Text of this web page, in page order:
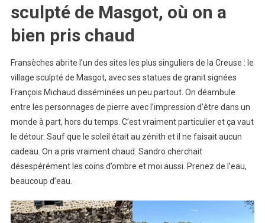
sculpté de Masgot, où on a
bien pris chaud
Fransèches abrite l’un des sites les plus singuliers de la Creuse : le
village sculpté de Masgot, avec ses statues de granit signées
François Michaud disséminées un peu partout. On déambule
entre les personnages de pierre avec l’impression d’être dans un
monde à part, hors du temps. C’est vraiment particulier et ça vaut
le détour. Sauf que le soleil était au zénith et il ne faisait aucun
cadeau. On a pris vraiment chaud. Sandro cherchait
désespérément les coins d’ombre et moi aussi. Prenez de l’eau,
beaucoup d’eau.